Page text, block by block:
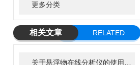
更多分类
相关文章
RELATED